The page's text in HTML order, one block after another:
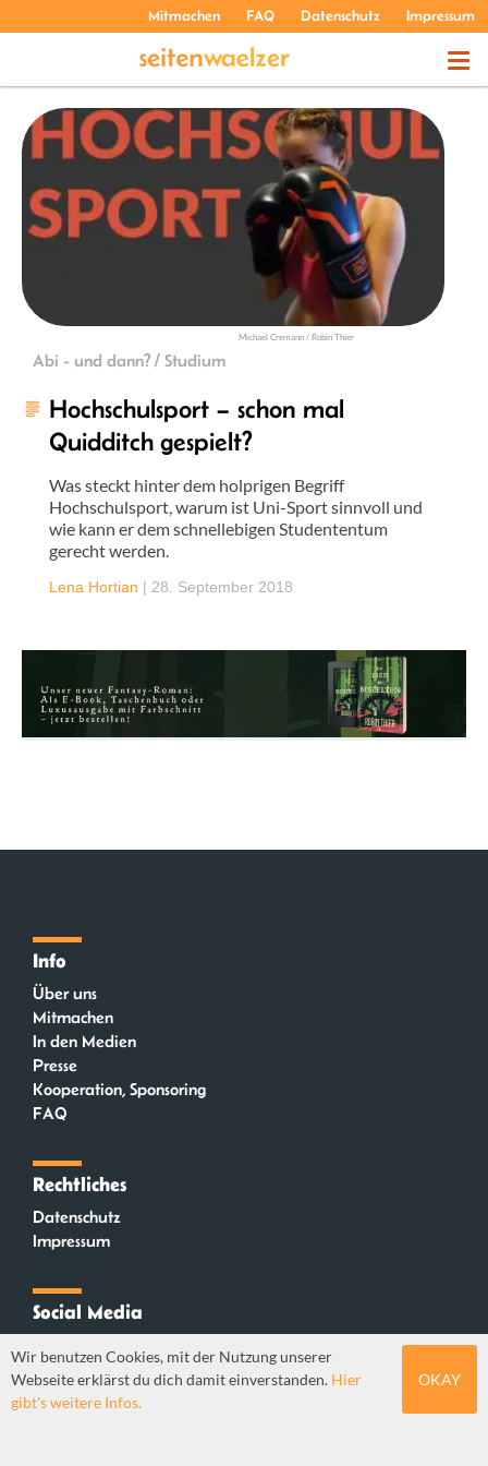
Mitmachen FAQ Datenschutz Impressum
THEMEN
PODCASTS
ÜBER UNS
Michael Cremann / Robin Thier
Abi - und dann? / Studium
Hochschulsport – schon mal
Quidditch gespielt?
Was steckt hinter dem holprigen Begriff
Hochschulsport, warum ist Uni-Sport sinnvoll und
wie kann er dem schnellebigen Studententum
gerecht werden.
Lena Hortian | 28. September 2018
Info
Über uns
Mitmachen
In den Medien
Presse
Kooperation, Sponsoring
FAQ
Rechtliches
Datenschutz
Impressum
Social Media
Mastodon
Wir benutzen Cookies, mit der Nutzung unserer
Webseite erklärst du dich damit einverstanden. Hier
gibt's weitere Infos.
OKAY